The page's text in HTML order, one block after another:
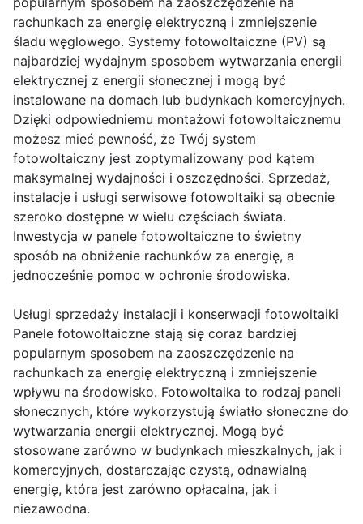
rachunkach za energię elektryczną i zmniejszenie
śladu węglowego. Systemy fotowoltaiczne (PV) są
najbardziej wydajnym sposobem wytwarzania energii
elektrycznej z energii słonecznej i mogą być
instalowane na domach lub budynkach komercyjnych.
Dzięki odpowiedniemu montażowi fotowoltaicznemu
możesz mieć pewność, że Twój system
fotowoltaiczny jest zoptymalizowany pod kątem
maksymalnej wydajności i oszczędności. Sprzedaż,
instalacje i usługi serwisowe fotowoltaiki są obecnie
szeroko dostępne w wielu częściach świata.
Inwestycja w panele fotowoltaiczne to świetny
sposób na obniżenie rachunków za energię, a
jednocześnie pomoc w ochronie środowiska.
Usługi sprzedaży instalacji i konserwacji fotowoltaiki
Panele fotowoltaiczne stają się coraz bardziej
popularnym sposobem na zaoszczędzenie na
rachunkach za energię elektryczną i zmniejszenie
wpływu na środowisko. Fotowoltaika to rodzaj paneli
słonecznych, które wykorzystują światło słoneczne do
wytwarzania energii elektrycznej. Mogą być
stosowane zarówno w budynkach mieszkalnych, jak i
komercyjnych, dostarczając czystą, odnawialną
energię, która jest zarówno opłacalna, jak i
niezawodna.